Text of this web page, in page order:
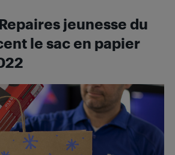
jeunesse du
le sac en papier